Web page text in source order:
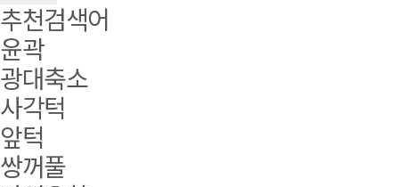
추천검색어
윤곽
광대축소
사각턱
앞턱
쌍꺼풀